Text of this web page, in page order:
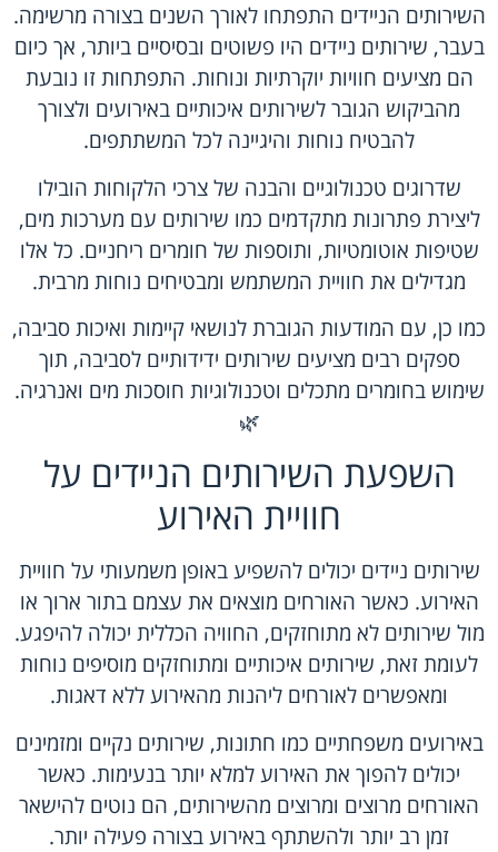
השירותים הניידים התפתחו לאורך השנים בצורה מרשימה.
בעבר, שירותים ניידים היו פשוטים ובסיסיים ביותר, אך כיום
הם מציעים חוויות יוקרתיות ונוחות. התפתחות זו נובעת
מהביקוש הגובר לשירותים איכותיים באירועים ולצורך
להבטיח נוחות והיגיינה לכל המשתתפים.
שדרוגים טכנולוגיים והבנה של צרכי הלקוחות הובילו
ליצירת פתרונות מתקדמים כמו שירותים עם מערכות מים,
שטיפות אוטומטיות, ותוספות של חומרים ריחניים. כל אלו
מגדילים את חוויית המשתמש ומבטיחים נוחות מרבית.
כמו כן, עם המודעות הגוברת לנושאי קיימות ואיכות סביבה,
ספקים רבים מציעים שירותים ידידותיים לסביבה, תוך
שימוש בחומרים מתכלים וטכנולוגיות חוסכות מים ואנרגיה.
🌿
השפעת השירותים הניידים על
חוויית האירוע
שירותים ניידים יכולים להשפיע באופן משמעותי על חוויית
האירוע. כאשר האורחים מוצאים את עצמם בתור ארוך או
מול שירותים לא מתוחזקים, החוויה הכללית יכולה להיפגע.
לעומת זאת, שירותים איכותיים ומתוחזקים מוסיפים נוחות
ומאפשרים לאורחים ליהנות מהאירוע ללא דאגות.
באירועים משפחתיים כמו חתונות, שירותים נקיים ומזמינים
יכולים להפוך את האירוע למלא יותר בנעימות. כאשר
האורחים מרוצים ומרוצים מהשירותים, הם נוטים להישאר
זמן רב יותר ולהשתתף באירוע בצורה פעילה יותר.